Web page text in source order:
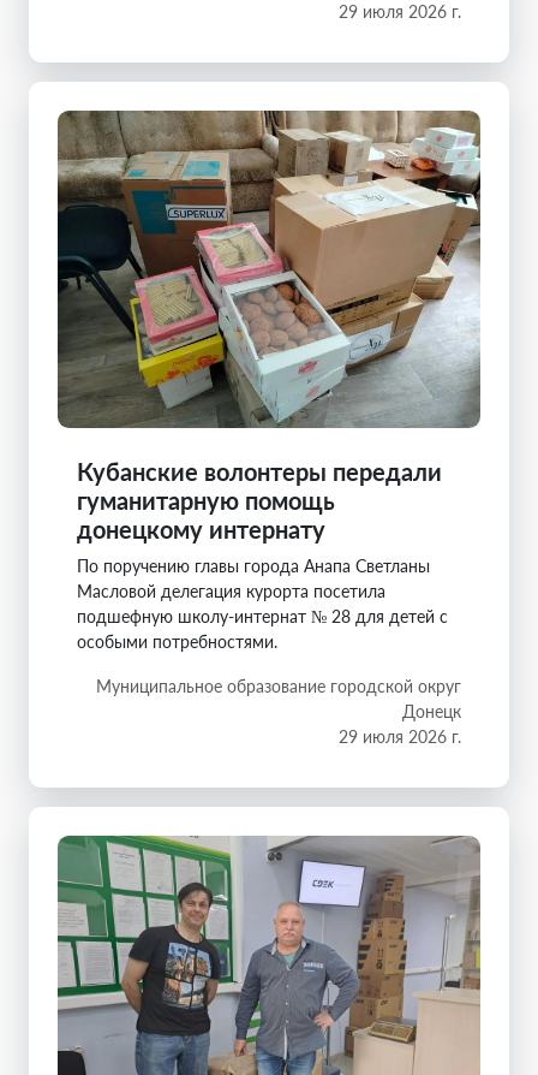
29 июля 2026 г.
Кубанские волонтеры передали
гуманитарную помощь
донецкому интернату
По поручению главы города Анапа Светланы
Масловой делегация курорта посетила
подшефную школу-интернат № 28 для детей с
особыми потребностями.
Муниципальное образование городской округ
Донецк
29 июля 2026 г.